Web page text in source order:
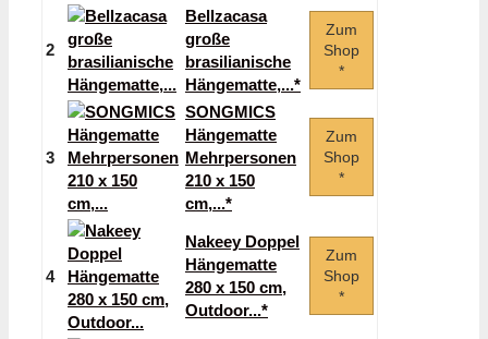
2
Bellzacasa
große
brasilianische
Hängematte,...*
Zum
Shop
*
3
SONGMICS
Hängematte
Mehrpersonen
210 x 150
cm,...*
Zum
Shop
*
4
Nakeey Doppel
Hängematte
280 x 150 cm,
Outdoor...*
Zum
Shop
*